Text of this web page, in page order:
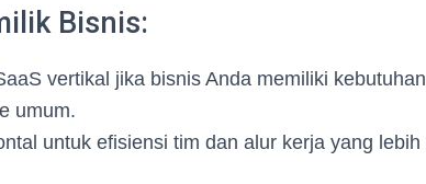
Bisnis:
vertikal jika bisnis Anda memiliki
umum.
untuk efisiensi tim dan alur kerja yang lebih